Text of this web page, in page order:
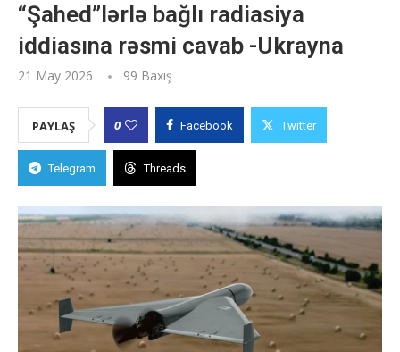
“Şahed”lərlə bağlı radiasiya
iddiasına rəsmi cavab -Ukrayna
21 May 2026 99 Baxış
PAYLAŞ 0 Facebook Twitter
Telegram Threads